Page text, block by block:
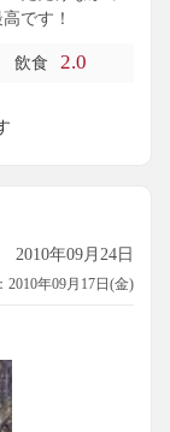
です！
飲食 2.0
2010年09月24日
2010年09月17日(金)